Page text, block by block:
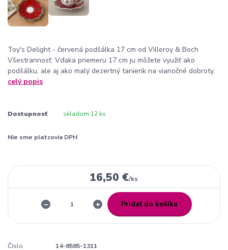
Toy's Delight - červená podšálka 17 cm od Villeroy & Boch
Všestrannosť: Vďaka priemeru 17 cm ju môžete využiť ako
podšálku, ale aj ako malý dezertný tanierik na vianočné dobroty.
celý popis
Dostupnosť skladom 12 ks
Nie sme platcovia DPH
16,50 €/ks
Pridať do košíka
Číslo
14-8585-1311